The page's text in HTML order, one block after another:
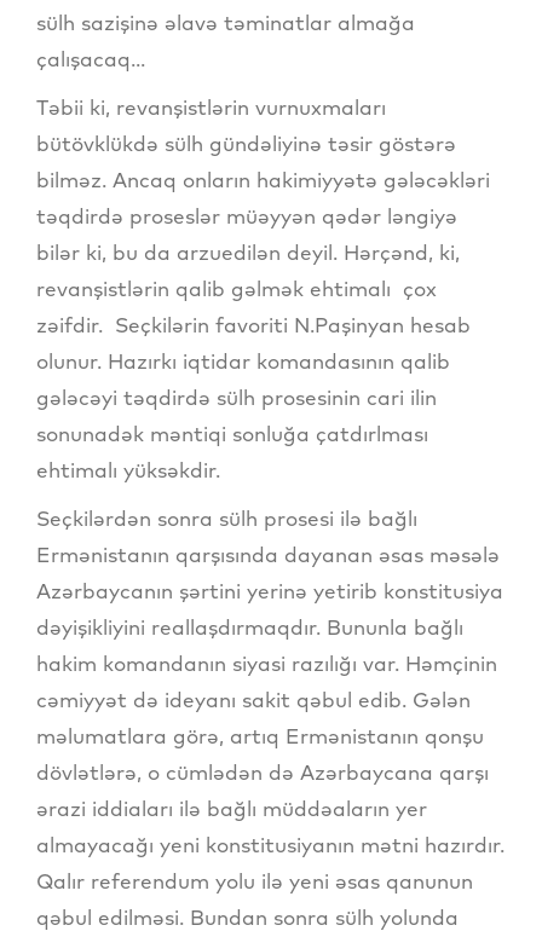
sülh sazişinə əlavə təminatlar almağa
çalışacaq...
Təbii ki, revanşistlərin vurnuxmaları
bütövklükdə sülh gündəliyinə təsir göstərə
bilməz. Ancaq onların hakimiyyətə gələcəkləri
təqdirdə proseslər müəyyən qədər ləngiyə
bilər ki, bu da arzuedilən deyil. Hərçənd, ki,
revanşistlərin qalib gəlmək ehtimalı çox
zəifdir. Seçkilərin favoriti N.Paşinyan hesab
olunur. Hazırkı iqtidar komandasının qalib
gələcəyi təqdirdə sülh prosesinin cari ilin
sonunadək məntiqi sonluğa çatdırlması
ehtimalı yüksəkdir.
Seçkilərdən sonra sülh prosesi ilə bağlı
Ermənistanın qarşısında dayanan əsas məsələ
Azərbaycanın şərtini yerinə yetirib konstitusiya
dəyişikliyini reallaşdırmaqdır. Bununla bağlı
hakim komandanın siyasi razılığı var. Həmçinin
cəmiyyət də ideyanı sakit qəbul edib. Gələn
məlumatlara görə, artıq Ermənistanın qonşu
dövlətlərə, o cümlədən də Azərbaycana qarşı
ərazi iddiaları ilə bağlı müddəaların yer
almayacağı yeni konstitusiyanın mətni hazırdır.
Qalır referendum yolu ilə yeni əsas qanunun
qəbul edilməsi. Bundan sonra sülh yolunda